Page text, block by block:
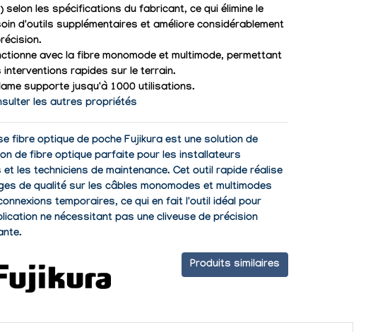
selon les spécifications du fabricant, ce qui élimine le
d'outils supplémentaires et améliore considérablement
avec la fibre monomode et multimode, permettant
interventions rapides sur le terrain.
supporte jusqu'à 1000 utilisations.
les autres propriétés
fibre optique de poche Fujikura est une solution de
de fibre optique parfaite pour les installateurs
les techniciens de maintenance. Cet outil rapide réalise
de qualité sur les câbles monomodes et multimodes
temporaires, ce qui en fait l'outil idéal pour
ne nécessitant pas une cliveuse de précision
Produits similaires